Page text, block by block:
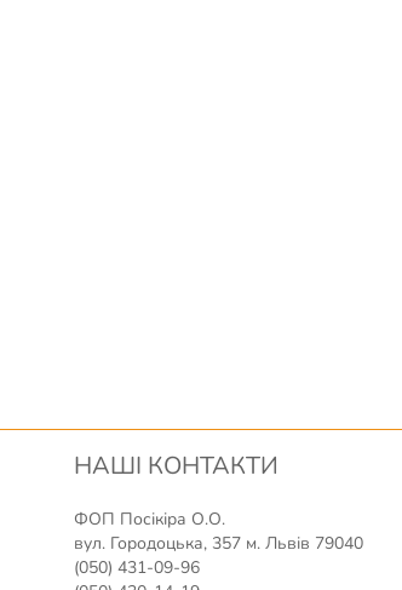
НАШІ КОНТАКТИ
ФОП Посікіра О.О.
вул. Городоцька, 357 м. Львів 79040
(050) 431-09-96